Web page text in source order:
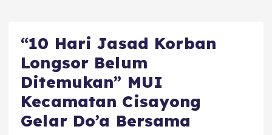
“10 Hari Jasad Korban
Longsor Belum
Ditemukan” MUI
Kecamatan Cisayong
Gelar Do’a Bersama